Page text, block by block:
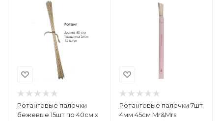
Ротанговые палочки
бежевые 15шт по 40см х
Ротанговые палочки 7шт
4мм 45см Mr&Mrs